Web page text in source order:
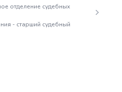
отделение судебных
- старший судебный